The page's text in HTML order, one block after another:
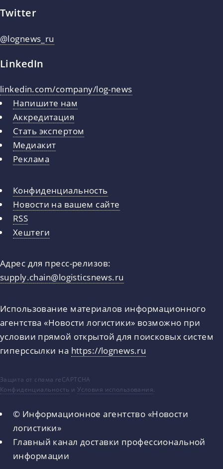
Twitter
@lognews_ru
LinkedIn
linkedin.com/company/log-news
Напишите нам
Аккредитация
Стать экспертом
Медиакит
Реклама
Конфиденциальность
Новости на вашем сайте
RSS
Хештеги
Адрес для пресс-релизов:
supply.chain@logisticsnews.ru
Использование материалов информационного
агентства «Новости логистики» возможно при
условии прямой открытой для поисковых систем
гиперссылки на https://lognews.ru
Защита от спама reCAPTCHA
Конфиденциальность иУсловия использования.
© Информационное агентство «Новости
логистики»
Главный канал доставки профессиональной
информации